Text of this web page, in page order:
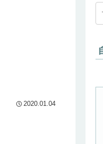
2020.01.04